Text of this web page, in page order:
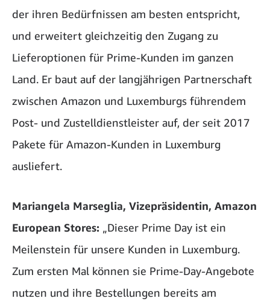
der ihren Bedürfnissen am besten entspricht,
und erweitert gleichzeitig den Zugang zu
Lieferoptionen für Prime-Kunden im ganzen
Land. Er baut auf der langjährigen Partnerschaft
zwischen Amazon und Luxemburgs führendem
Post- und Zustelldienstleister auf, der seit 2017
Pakete für Amazon-Kunden in Luxemburg
ausliefert.
Mariangela Marseglia, Vizepräsidentin, Amazon
European Stores: „Dieser Prime Day ist ein
Meilenstein für unsere Kunden in Luxemburg.
Zum ersten Mal können sie Prime-Day-Angebote
nutzen und ihre Bestellungen bereits am